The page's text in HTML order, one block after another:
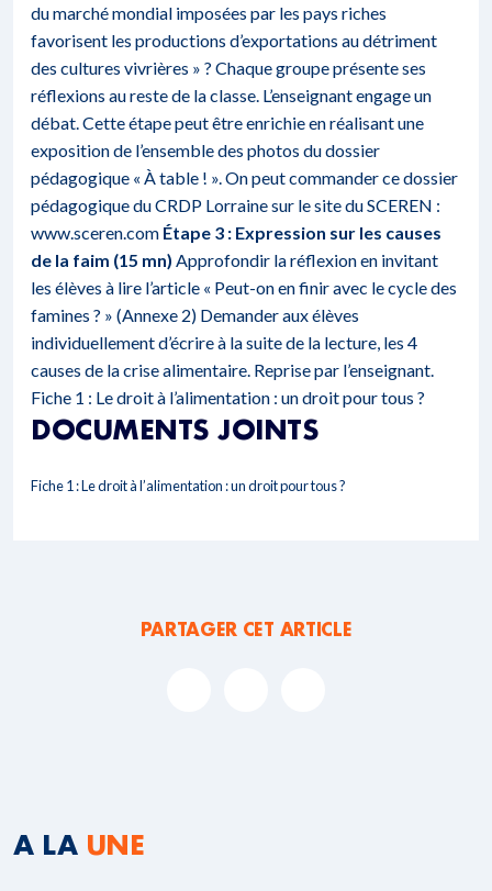
du marché mondial imposées par les pays riches
favorisent les productions d’exportations au détriment
des cultures vivrières » ? Chaque groupe présente ses
réflexions au reste de la classe. L’enseignant engage un
débat. Cette étape peut être enrichie en réalisant une
exposition de l’ensemble des photos du dossier
pédagogique « À table ! ». On peut commander ce dossier
pédagogique du CRDP Lorraine sur le site du SCEREN :
www.sceren.com Étape 3 : Expression sur les causes
de la faim (15 mn) Approfondir la réflexion en invitant
les élèves à lire l’article « Peut-on en finir avec le cycle des
famines ? » (Annexe 2) Demander aux élèves
individuellement d’écrire à la suite de la lecture, les 4
causes de la crise alimentaire. Reprise par l’enseignant.
Fiche 1 : Le droit à l’alimentation : un droit pour tous ?
DOCUMENTS JOINTS
Fiche 1 : Le droit à l’alimentation : un droit pour tous ?
PARTAGER CET ARTICLE
A LA UNE